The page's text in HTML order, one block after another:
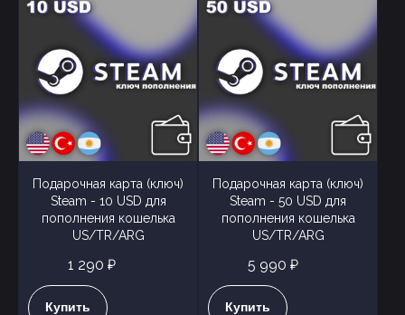
Подарочная карта (ключ)
Steam - 10 USD для
пополнения кошелька
US/TR/ARG
1 290 ₽
Купить
Подарочная карта (ключ)
Steam - 50 USD для
пополнения кошелька
US/TR/ARG
5 990 ₽
Купить